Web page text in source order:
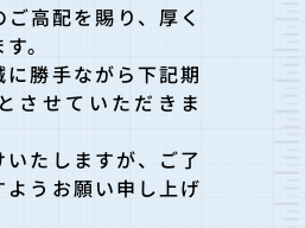
高配を賜り、厚く
。
に勝手ながら下記期
させていただきま
いたしますが、ご了
うお願い申し上げ